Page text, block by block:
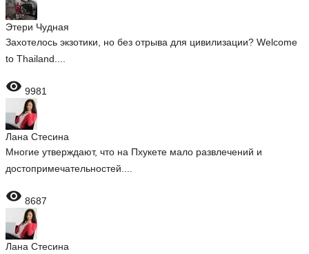
Этери Чудная
Захотелось экзотики, но без отрыва для цивилизации? Welcome
to Thailand....
 9981
Лана Стесина
Многие утверждают, что на Пхукете мало развлечений и
достопримечательностей....
 8687
Лана Стесина